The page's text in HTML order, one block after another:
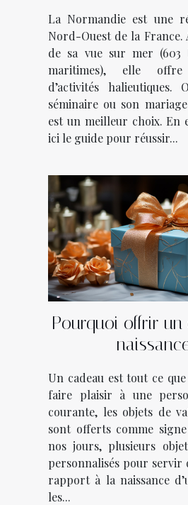
La Normandie est une
Nord-Ouest de la France.
de sa vue sur mer (603
maritimes), elle
d’activités
séminaire ou son
est un meilleur choix. En
ici le guide pour réussir...
Pourquoi offrir un
Un cadeau est tout ce
faire plaisir à une
courante, les objets de
sont offerts comme
nos jours, plusieurs
personnalisés pour servir
rapport à la naissance
les...